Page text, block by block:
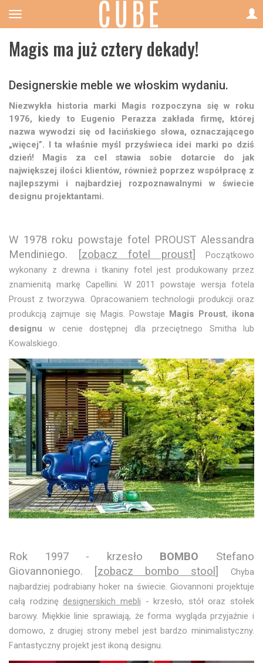
Magis ma już cztery dekady!
Designerskie meble we włoskim wydaniu.
Niezwykła historia marki Magis rozpoczyna się w roku
1976, kiedy to Eugenio Perazza zakłada firmę, której
nazwa wywodzi się od łacińskiego słowa, oznaczającego
„więcej”. I ta właśnie myśl przyświeca idei marki po dziś
dzień! Magis za cel stawia sobie dotarcie do jak
największej ilości klientów, również poprzez współpracę z
najlepszymi i najbardziej rozpoznawalnymi w świecie
designu projektantami.
W 1978 roku powstaje fotel PROUST Alessandra
Mendiniego. [zobacz fotel proust]
Początkowo
wykonany z drewna i tkaniny fotel jest produkowany przez
znamienitą markę Capellini. W 2011 powstaje wersja fotela
Proust z tworzywa. Opracowaniem technologii produkcji oraz
produkcją zajmuje się Magis. Powstaje Magis Proust, ikona
designu w cenie dostępnej dla przeciętnego Smitha lub
Kowalskiego.
Rok 1997 - krzesło BOMBO Stefano
Giovannoniego. [zobacz bombo stool ]
Chyba
najbardziej podrabiany hoker na świecie. Giovannoni projektuje
całą rodzinę designerskich mebli - krzesło, stół oraz stołek
barowy. Miękkie linie sprawiają, że forma wygląda przyjaźnie i
domowo, z drugiej strony mebel jest bardzo minimalistyczny.
Fantastyczny projekt jest ikoną designu.